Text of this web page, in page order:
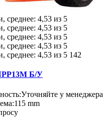
142
Б/У
Уточняйте у менеджера
115 mm